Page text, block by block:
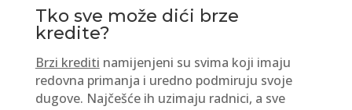
Tko sve može dići brze
kredite?
Brzi krediti namijenjeni su svima koji imaju
redovna primanja i uredno podmiruju svoje
dugove. Najčešće ih uzimaju radnici, a sve